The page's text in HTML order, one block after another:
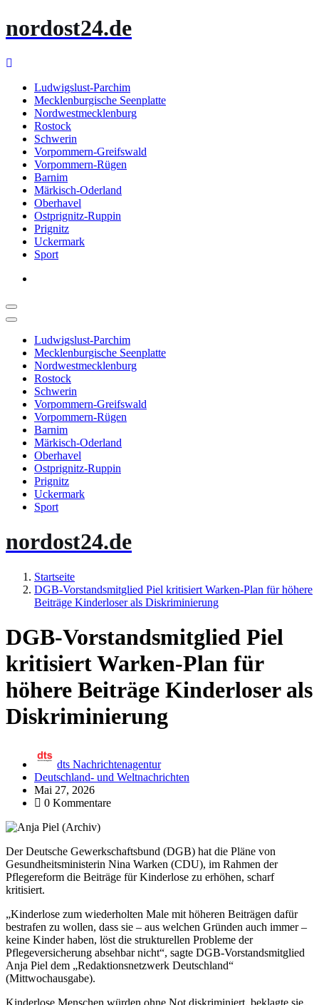
Inhalt
nordost24.de
Ludwigslust-Parchim
Mecklenburgische Seenplatte
Nordwestmecklenburg
Rostock
Schwerin
Vorpommern-Greifswald
Vorpommern-Rügen
Barnim
Märkisch-Oderland
Oberhavel
Ostprignitz-Ruppin
Prignitz
Uckermark
Sport
Ludwigslust-Parchim
Mecklenburgische Seenplatte
Nordwestmecklenburg
Rostock
Schwerin
Vorpommern-Greifswald
Vorpommern-Rügen
Barnim
Märkisch-Oderland
Oberhavel
Ostprignitz-Ruppin
Prignitz
Uckermark
Sport
nordost24.de
Startseite
DGB-Vorstandsmitglied Piel kritisiert Warken-Plan für höhere
Beiträge Kinderloser als Diskriminierung
DGB-Vorstandsmitglied Piel
kritisiert Warken-Plan für
höhere Beiträge Kinderloser als
Diskriminierung
dts Nachrichtenagentur
Deutschland- und Weltnachrichten
Mai 27, 2026
0 Kommentare
Der Deutsche Gewerkschaftsbund (DGB) hat die Pläne von
Gesundheitsministerin Nina Warken (CDU), im Rahmen der
Pflegereform die Beiträge für Kinderlose zu erhöhen, scharf
kritisiert.
„Kinderlose zum wiederholten Male mit höheren Beiträgen dafür
bestrafen zu wollen, dass sie – aus welchen Gründen auch immer –
keine Kinder haben, löst die strukturellen Probleme der
Pflegeversicherung absehbar nicht“, sagte DGB-Vorstandsmitglied
Anja Piel dem „Redaktionsnetzwerk Deutschland“
(Mittwochausgabe).
Kinderlose Menschen würden ohne Not diskriminiert, beklagte sie.